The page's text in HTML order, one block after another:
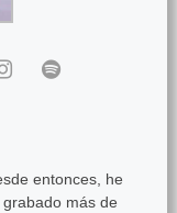
entonces, he
más de